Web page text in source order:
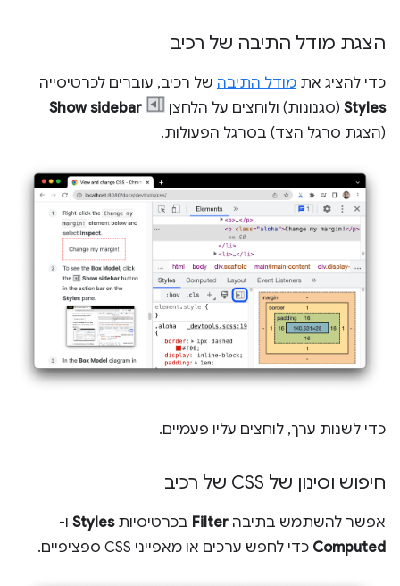
הצגת מודל התיבה של רכיב
כדי להציג את מודל התיבה של רכיב, עוברים לכרטיסייה
Styles (סגנונות) ולוחצים על הלחצן
Show sidebar
(הצגת סרגל הצד) בסרגל הפעולות.
כדי לשנות ערך, לוחצים עליו פעמיים.
חיפוש וסינון של CSS של רכיב
אפשר להשתמש בתיבה Filter בכרטיסיותStyles ו-
Computed כדי לחפש ערכים או מאפייני CSS ספציפיים.